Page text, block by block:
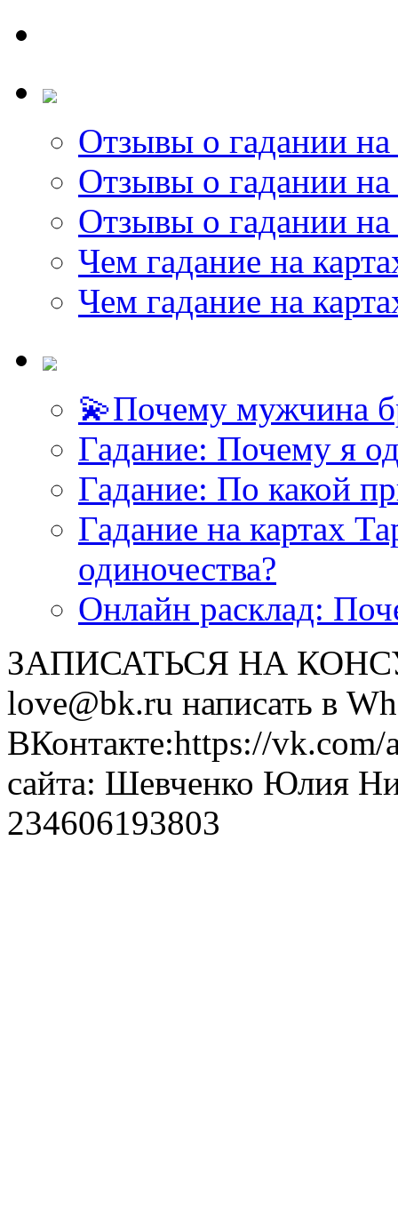
Отзывы о гадании на
Отзывы о гадании на
Отзывы о гадании на
Чем гадание на
Чем гадание на
💫Почему мужчина
Гадание: Почему я
Гадание: По какой
Гадание на картах
одиночества?
Онлайн расклад:
ЗАПИСАТЬСЯ НА
love@bk.ru написать в
ВКонтакте:https://
сайта: Шевченко Юлия
234606193803